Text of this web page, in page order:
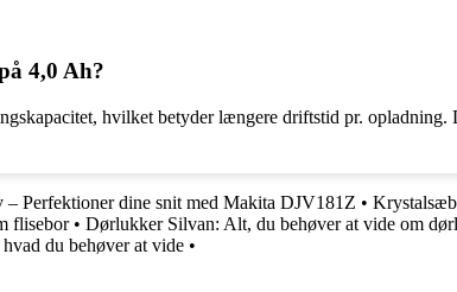
4,0 Ah?
hvilket betyder længere driftstid pr.
– Perfektioner dine snit med Makita DJV181Z •
flisebor• Dørlukker Silvan: Alt, du behøver at vide om
du behøver at vide •